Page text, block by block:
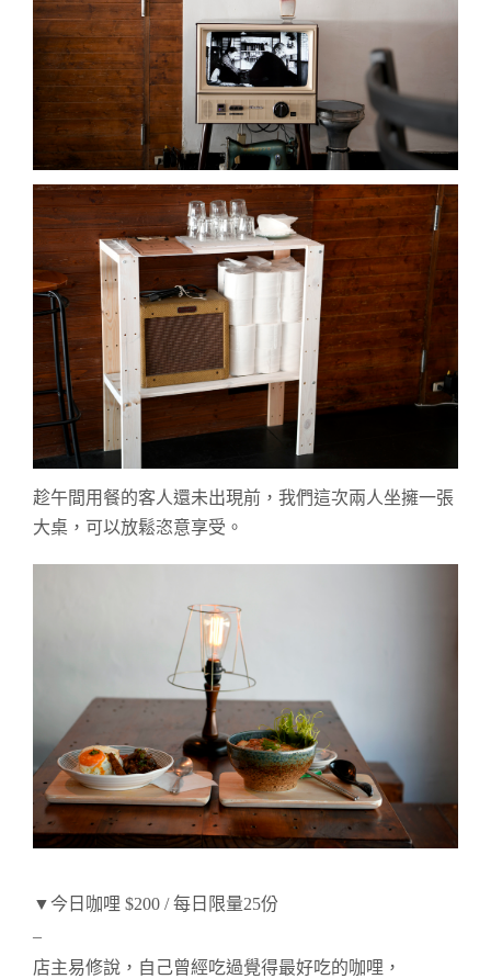
趁午間用餐的客人還未出現前，我們這次兩人坐擁一張
大桌，可以放鬆恣意享受。
▼今日咖哩 $200 / 每日限量25份
–
店主易修說，自己曾經吃過覺得最好吃的咖哩，